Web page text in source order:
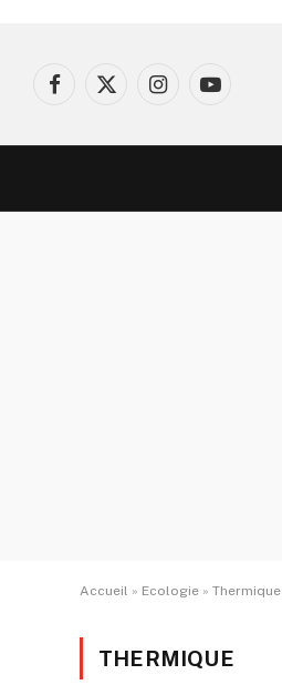
Facebook
X
InstagramYouTube
Accueil » Ecologie » Thermique
THERMIQUE